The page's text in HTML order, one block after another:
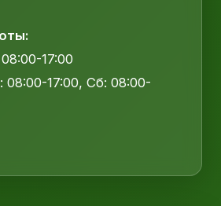
17:00
17:00, Сб: 08:00-